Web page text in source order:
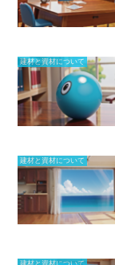
建材と資材について
建材と資材について